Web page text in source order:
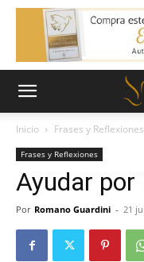
Inicio Frases y Reflexiones
Frases y Reflexiones
Ayudar por
Por Romano Guardini - 21